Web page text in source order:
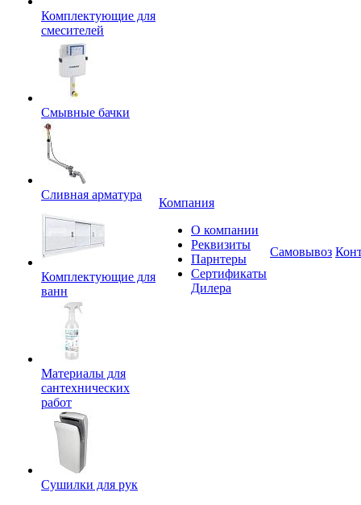
Комплектующие для
смесителей
Смывные бачки
Сливная арматура
Комплектующие для
ванн
Материалы для
сантехнических
работ
Сушилки для рук
Компания
О компании
Реквизиты
Парнтеры
Сертификаты
Дилера
Самовывоз